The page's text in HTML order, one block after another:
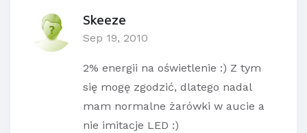
Skeeze
Sep 19, 2010
2% energii na oświetlenie :) Z tym
się mogę zgodzić, dlatego nadal
mam normalne żarówki w aucie a
nie imitacje LED :)